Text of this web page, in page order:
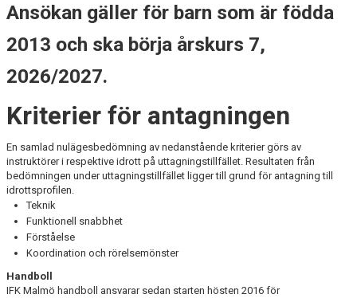
Ansökan gäller för barn som är födda
2013 och ska börja årskurs 7,
2026/2027.
Kriterier för antagningen
En samlad nulägesbedömning av nedanstående kriterier görs av
instruktörer i respektive idrott på uttagningstillfället. Resultaten från
bedömningen under uttagningstillfället ligger till grund för antagning till
idrottsprofilen.
Teknik
Funktionell snabbhet
Förståelse
Koordination och rörelsemönster
Handboll
IFK Malmö handboll ansvarar sedan starten hösten 2016 för